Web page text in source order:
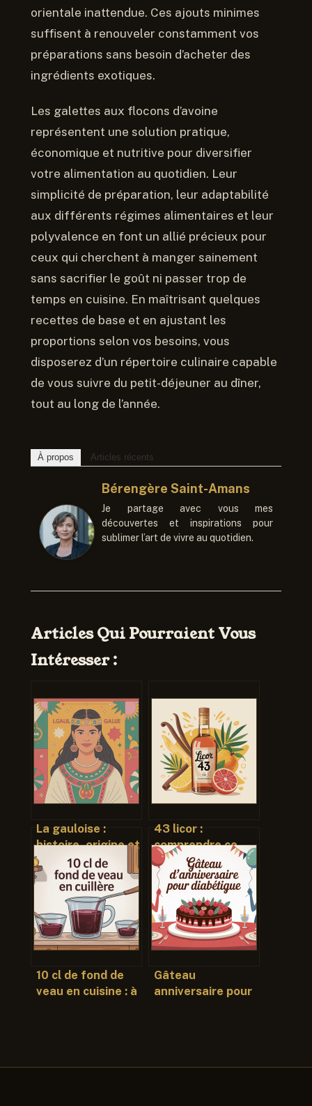
orientale inattendue. Ces ajouts minimes
suffisent à renouveler constamment vos
préparations sans besoin d’acheter des
ingrédients exotiques.
Les galettes aux flocons d’avoine
représentent une solution pratique,
économique et nutritive pour diversifier
votre alimentation au quotidien. Leur
simplicité de préparation, leur adaptabilité
aux différents régimes alimentaires et leur
polyvalence en font un allié précieux pour
ceux qui cherchent à manger sainement
sans sacrifier le goût ni passer trop de
temps en cuisine. En maîtrisant quelques
recettes de base et en ajustant les
proportions selon vos besoins, vous
disposerez d’un répertoire culinaire capable
de vous suivre du petit-déjeuner au dîner,
tout au long de l’année.
À propos Articles récents
Bérengère Saint-Amans
Je partage avec vous mes
découvertes et inspirations pour
sublimer l’art de vivre au quotidien.
Articles Qui Pourraient Vous
Intéresser :
La gauloise :
histoire, origine et
nuances d’une
figure française
43 licor :
comprendre ce
que c’est, à quoi
ça sert et
comment l’obtenir
10 cl de fond de
veau en cuisine : à
Gâteau
anniversaire pour